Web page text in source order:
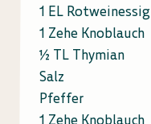
1 EL Rotweinessig
1 Zehe Knoblauch
½ TL Thymian
Salz
Pfeffer
1 Zehe Knoblauch